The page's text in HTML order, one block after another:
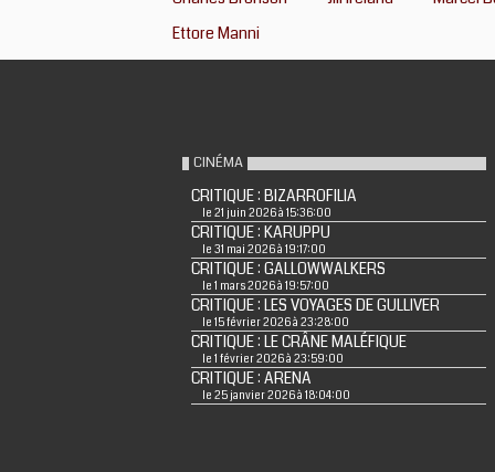
Ettore Manni
CINÉMA
CRITIQUE : BIZARROFILIA
le 21 juin 2026 à 15:36:00
CRITIQUE : KARUPPU
le 31 mai 2026 à 19:17:00
CRITIQUE : GALLOWWALKERS
le 1 mars 2026 à 19:57:00
CRITIQUE : LES VOYAGES DE GULLIVER
le 15 février 2026 à 23:28:00
CRITIQUE : LE CRÂNE MALÉFIQUE
le 1 février 2026 à 23:59:00
CRITIQUE : ARENA
le 25 janvier 2026 à 18:04:00